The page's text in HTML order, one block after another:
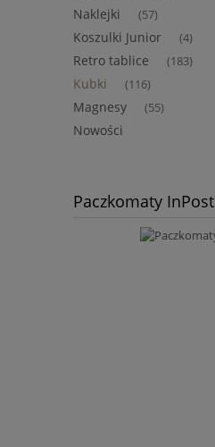
Naklejki (57)
Koszulki Junior (4)
Retro tablice (183)
Kubki (116)
Magnesy (55)
Nowości
Paczkomaty InPost